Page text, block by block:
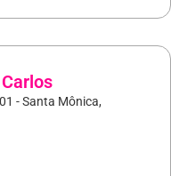
- Santa Mônica,